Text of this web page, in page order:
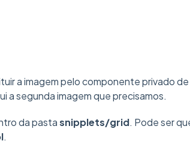
a imagem pelo componente privado
a segunda imagem que precisamos.
da pastasnipplets/grid. Pode ser
.